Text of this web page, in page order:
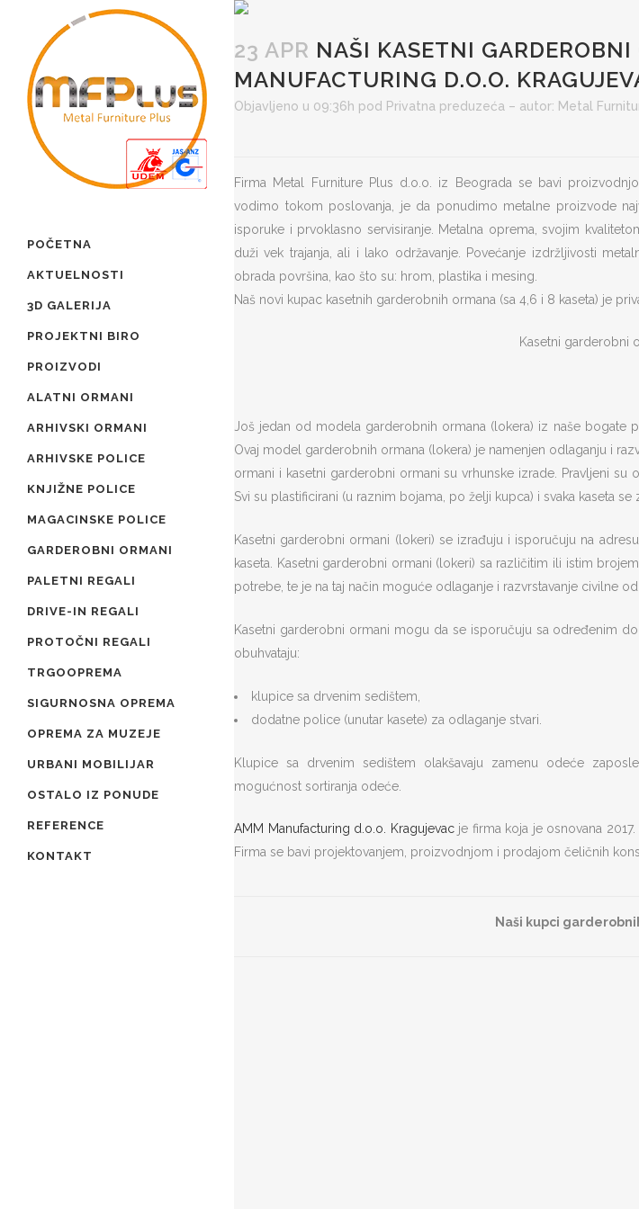
POČETNA
AKTUELNOSTI
3D GALERIJA
PROJEKTNI BIRO
PROIZVODI
ALATNI ORMANI
ARHIVSKI ORMANI
ARHIVSKE POLICE
KNJIŽNE POLICE
MAGACINSKE POLICE
GARDEROBNI ORMANI
PALETNI REGALI
DRIVE-IN REGALI
PROTOČNI REGALI
TRGOOPREMA
SIGURNOSNA OPREMA
OPREMA ZA MUZEJE
URBANI MOBILIJAR
OSTALO IZ PONUDE
REFERENCE
KONTAKT
23 APR NAŠI KASETNI
MANUFACTURING D.O.O.
Objavljeno u 09:36h pod Privatna preduzeća – autor: Metal
Firma Metal Furniture Plus d.o.o. iz Beograda se bavi
vodimo tokom poslovanja, je da ponudimo metalne proizvode
isporuke i prvoklasno servisiranje. Metalna oprema, svojim
duži vek trajanja, ali i lako održavanje. Povećanje izdržljivosti
obrada površina, kao što su: hrom, plastika i mesing.
Naš novi kupac kasetnih garderobnih ormana (sa 4,6 i 8 kaseta) je
Kasetni garderobni
Još jedan od modela garderobnih ormana (lokera) iz naše bogate
Ovaj model garderobnih ormana (lokera) je namenjen odlaganju i
ormani i kasetni garderobni ormani su vrhunske izrade. Pravljeni su
Svi su plastificirani (u raznim bojama, po želji kupca) i svaka kaseta
Kasetni garderobni ormani (lokeri) se izrađuju i isporučuju na
kaseta. Kasetni garderobni ormani (lokeri) sa različitim ili istim
potrebe, te je na taj način moguće odlaganje i razvrstavanje civilne
Kasetni garderobni ormani mogu da se isporučuju sa određenim
obuhvataju:
klupice sa drvenim sedištem,
dodatne police (unutar kasete) za odlaganje stvari.
Klupice sa drvenim sedištem olakšavaju zamenu odeće
mogućnost sortiranja odeće.
AMM Manufacturing d.o.o. Kragujevacje firma koja je osnovana
Firma se bavi projektovanjem, proizvodnjom i prodajom čeličnih
Naši kupci